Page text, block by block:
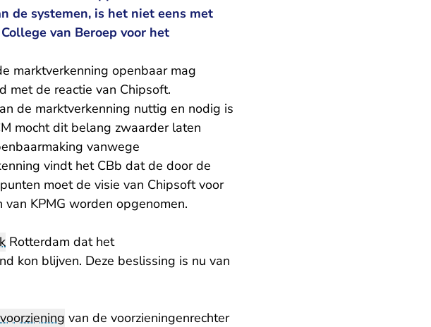
de systemen, is het niet eens met
van Beroep voor het
marktverkenning openbaar mag
met de reactie van Chipsoft.
de marktverkenning nuttig en nodig is
mocht dit belang zwaarder laten
vanwege
vindt het CBb dat de door de
moet de visie van Chipsoft voor
KPMG worden opgenomen.
Rotterdam dat het
kon blijven. Deze beslissing is nu van
van de voorzieningenrechter